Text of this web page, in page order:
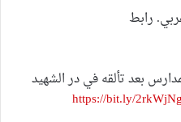
رابط
بعد تألقه في در الشهيد
https://bit.ly/